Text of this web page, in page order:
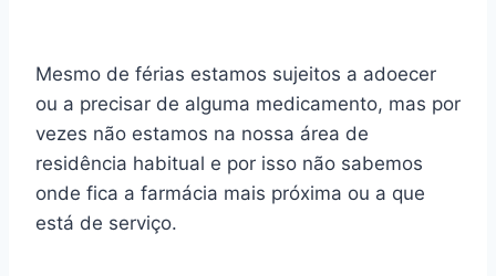
Mesmo de férias estamos sujeitos a adoecer
ou a precisar de alguma medicamento, mas por
vezes não estamos na nossa área de
residência habitual e por isso não sabemos
onde fica a farmácia mais próxima ou a que
está de serviço.